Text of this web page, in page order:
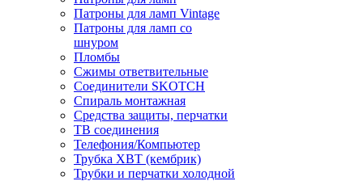
Патроны для ламп Vintage
Патроны для ламп со
шнуром
Пломбы
Сжимы ответвительные
Соединители SKOTCH
Спираль монтажная
Средства защиты, перчатки
ТВ соединения
Телефония/Компьютер
Трубка ХВТ (кембрик)
Трубки и перчатки холодной